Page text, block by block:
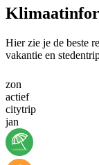
Hier zie je de beste
vakantie en
zon
actief
citytrip
jan